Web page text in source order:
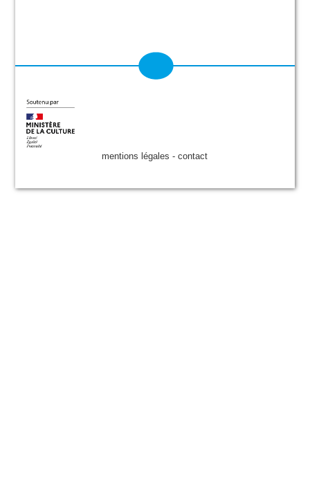
mentions légales -contact